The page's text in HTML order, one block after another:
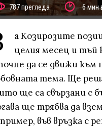
787 прегледа 6 мин
а Козирозите
целия месец и тъй
да се движи
тема. Ще
ще са свързани с
ще трябва да
във връзка с